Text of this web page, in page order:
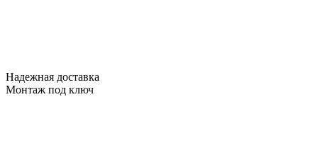
Надежная доставка
Монтаж под ключ